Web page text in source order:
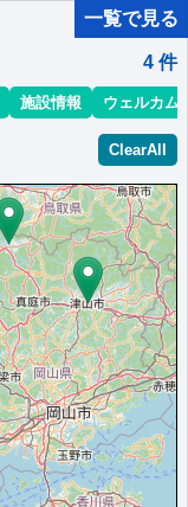
典攻略
地域
島
なロケーションが特
ト:Seal the Deal
のプランをみる
,ラウンジアクセス有
有）,客室アップグレー
一覧で見る
4 件
施設情報 ウェルカム
ClearAll